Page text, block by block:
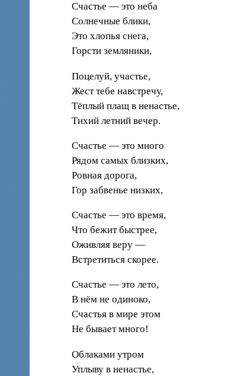
Счастье — это неба
Солнечные блики,
Это хлопья снега,
Горсти земляники,
Поцелуй, участье,
Жест тебе навстречу,
Тёплый плащ в ненастье,
Тихий летний вечер.
Счастье — это много
Рядом самых близких,
Ровная дорога,
Гор забвенье низких,
Счастье — это время,
Что бежит быстрее,
Оживляя веру —
Встретиться скорее.
Счастье — это лето,
В нём не одиноко,
Счастья в мире этом
Не бывает много!
Облаками утром
Уплыву в ненастье,